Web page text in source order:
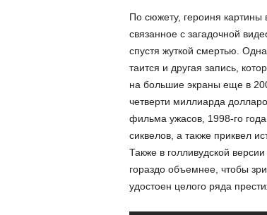
По сюжету, героиня картины
связанное с загадочной
спустя жуткой смертью.
таится и другая запись,
на большие экраны еще в
четверти миллиарда
фильма ужасов, 1998-го
сиквелов, а также приквел
Также в голливудской
гораздо объемнее, чтобы
удостоен целого ряда